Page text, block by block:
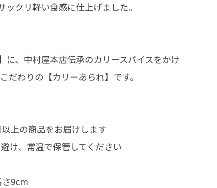
クリ軽い食感に仕上げました。
に、中村屋本店伝承のカリースパイスをかけ
だわりの【カリーあられ】です。
上の商品をお届けします
け、常温で保管してください
9cm